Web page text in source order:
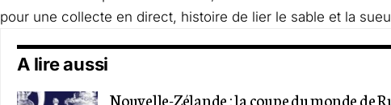
pour une collecte en direct, histoire de lier le sable et la
A lire aussi
Nouvelle-Zélande : la coupe du monde de